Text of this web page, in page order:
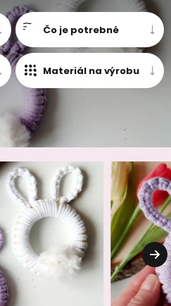
Čo je potrebné
Materiál na výrobu